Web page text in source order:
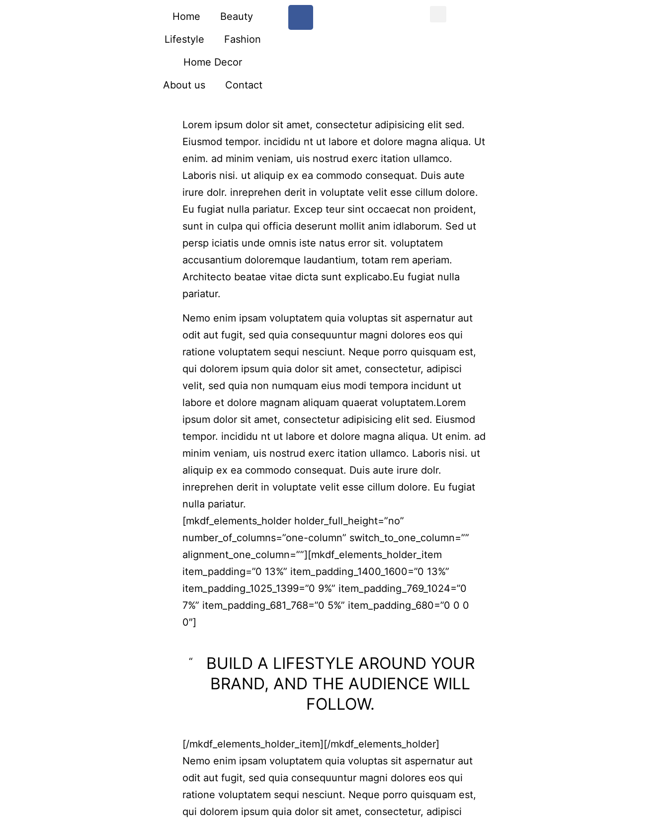
Home
Beauty
Lifestyle
Fashion
Home Decor
About us
Contact
Lorem ipsum dolor sit amet, consectetur adipisicing elit sed.
Eiusmod tempor. incididu nt ut labore et dolore magna aliqua. Ut
enim. ad minim veniam, uis nostrud exerc itation ullamco.
Laboris nisi. ut aliquip ex ea commodo consequat. Duis aute
irure dolr. inreprehen derit in voluptate velit esse cillum dolore.
Eu fugiat nulla pariatur. Excep teur sint occaecat non proident,
sunt in culpa qui officia deserunt mollit anim idlaborum. Sed ut
persp iciatis unde omnis iste natus error sit. voluptatem
accusantium doloremque laudantium, totam rem aperiam.
Architecto beatae vitae dicta sunt explicabo.Eu fugiat nulla
pariatur.
Nemo enim ipsam voluptatem quia voluptas sit aspernatur aut
odit aut fugit, sed quia consequuntur magni dolores eos qui
ratione voluptatem sequi nesciunt. Neque porro quisquam est,
qui dolorem ipsum quia dolor sit amet, consectetur, adipisci
velit, sed quia non numquam eius modi tempora incidunt ut
labore et dolore magnam aliquam quaerat voluptatem.Lorem
ipsum dolor sit amet, consectetur adipisicing elit sed. Eiusmod
tempor. incididu nt ut labore et dolore magna aliqua. Ut enim. ad
minim veniam, uis nostrud exerc itation ullamco. Laboris nisi. ut
aliquip ex ea commodo consequat. Duis aute irure dolr.
inreprehen derit in voluptate velit esse cillum dolore. Eu fugiat
nulla pariatur.
[mkdf_elements_holder holder_full_height=”no”
number_of_columns=”one-column” switch_to_one_column=””
alignment_one_column=””][mkdf_elements_holder_item
item_padding=”0 13%” item_padding_1400_1600=”0 13%”
item_padding_1025_1399=”0 9%” item_padding_769_1024=”0
7%” item_padding_681_768=”0 5%” item_padding_680=”0 0 0
0″]
BUILD A LIFESTYLE AROUND YOUR
BRAND, AND THE AUDIENCE WILL
FOLLOW.
[/mkdf_elements_holder_item][/mkdf_elements_holder]
Nemo enim ipsam voluptatem quia voluptas sit aspernatur aut
odit aut fugit, sed quia consequuntur magni dolores eos qui
ratione voluptatem sequi nesciunt. Neque porro quisquam est,
qui dolorem ipsum quia dolor sit amet, consectetur, adipisci